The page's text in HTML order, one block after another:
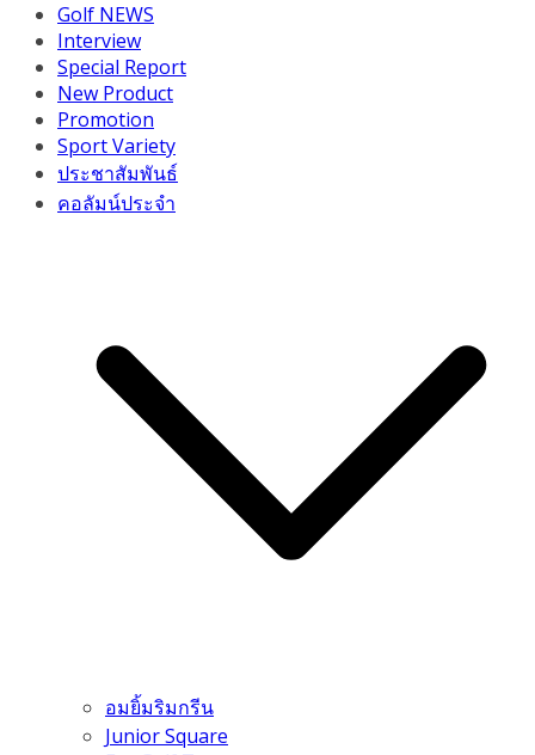
Golf NEWS
Interview
Special Report
New Product
Promotion
Sport Variety
ประชาสัมพันธ์
คอลัมน์ประจำ
อมยิ้มริมกรีน
Junior Square